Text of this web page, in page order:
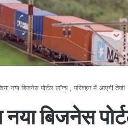
नया बिजनेस पोर्टल लॉन्च , परिवहन में आएगी तेजी
बिजनेस